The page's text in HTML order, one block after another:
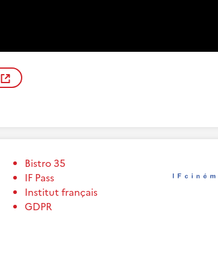
Bistro 35
IF Pass
Institut français
GDPR